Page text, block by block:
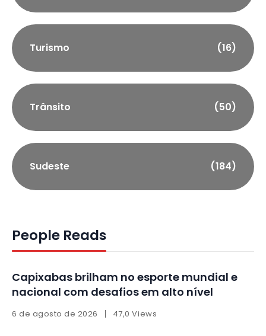
Turismo (16)
Trânsito (50)
Sudeste (184)
People Reads
Capixabas brilham no esporte mundial e
nacional com desafios em alto nível
6 de agosto de 2026 47,0 Views